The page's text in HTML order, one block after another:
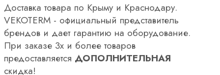
Доставка товара по Крыму и Краснодару.
VEKOTERM - официальный представитель
брендов и дает гарантию на оборудование.
При заказе 3х и более товаров
предоставляется ДОПОЛНИТЕЛЬНАЯ
скидка!